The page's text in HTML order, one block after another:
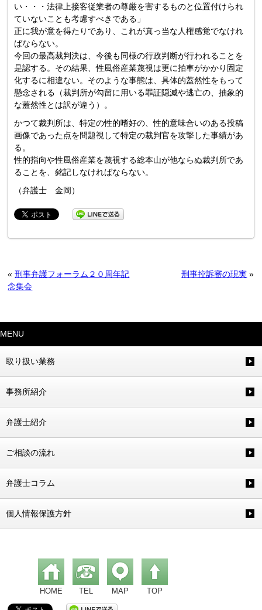
い・・・法律上接客従業者の尊厳を害するものと位置付けられ
ていないことも考慮すべきである」
正に我が意を得たりであり、これが真っ当な人権感覚でなけれ
ばならない。
今回の最高裁判決は、今後も同様の行政判断が行われることを
是認する。その結果、性風俗産業蔑視は更に拍車がかかり固定
化するに相違ない。そのような事態は、具体的蓋然性をもって
懸念される（裁判所が勾留に用いる罪証隠滅や逃亡の、抽象的
な蓋然性とは訳が違う）。
かつて裁判所は、特定の性的嗜好の、性的意味合いのある投稿
画像であった点を問題視して特定の裁判官を攻撃した事績があ
る。
性的指向や性風俗産業を蔑視する総本山が他ならぬ裁判所であ
ることを、銘記しなければならない。
（弁護士 金岡）
«刑事弁護フォーラム２０周年記
念集会
刑事控訴審の現実 »
MENU
取り扱い業務
事務所紹介
弁護士紹介
ご相談の流れ
弁護士コラム
個人情報保護方針
HOME TEL MAP TOP